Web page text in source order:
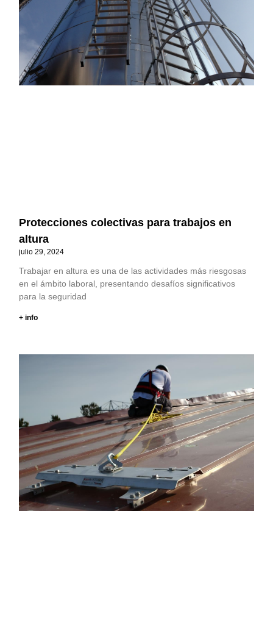
Protecciones colectivas para trabajos en
altura
julio 29, 2024
Trabajar en altura es una de las actividades más riesgosas
en el ámbito laboral, presentando desafíos significativos
para la seguridad
+ info